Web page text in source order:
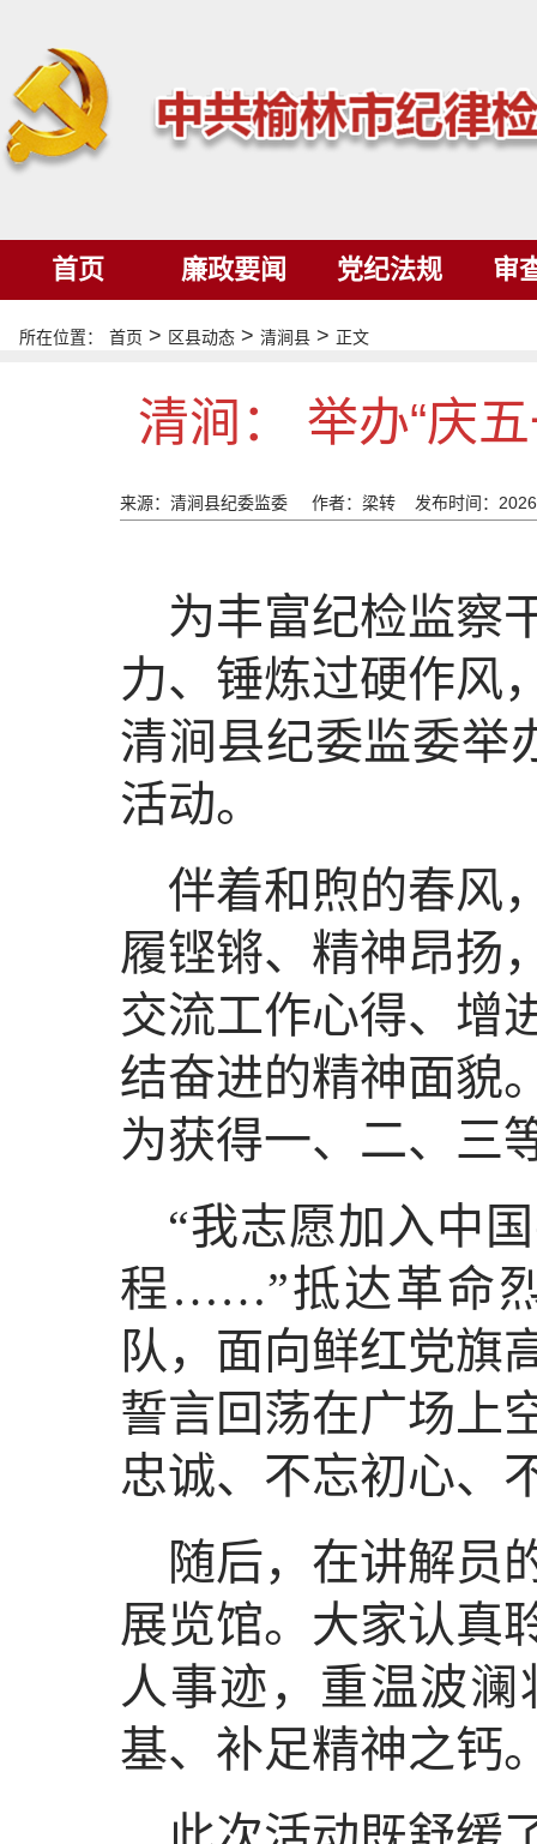
首页 廉政要闻 党纪法规 审
所在位置： 首页 > 区县动态 > 清涧县 > 正文
清涧： 举办“庆
来源：清涧县纪委监委 作者：梁转 发布时间：
为丰富纪检监察
力、锤炼过硬作风
清涧县纪委监委举
活动。
伴着和煦的春风
履铿锵、精神昂扬
交流工作心得、增
结奋进的精神面貌
为获得一、二、三
“我志愿加入中
程……”抵达革命
队，面向鲜红党旗
誓言回荡在广场上
忠诚、不忘初心、
随后，在讲解员
展览馆。大家认真
人事迹，重温波
基、补足精神之钙